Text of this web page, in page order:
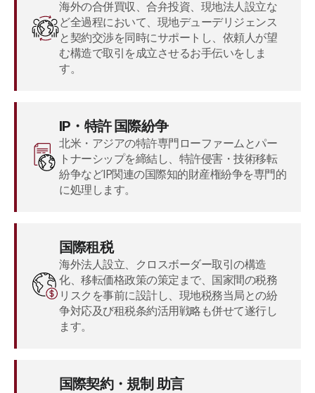
ニュース/資料
メディア報道
ニュースレター/パンフレット
セミナー
Daeryun 法律相談予約
海外の合併買収、合弁投資、現地法人設立な
ど全過程において、現地デューデリジェンス
と契約交渉を同時にサポートし、依頼人が望
む構造で取引を成立させるお手伝いをしま
す。
IP・特許 国際紛争
北米・アジアの特許専門ローファームとパー
トナーシップを締結し、特許侵害・技術移転
紛争などIP関連の国際知的財産権紛争を専門的
に処理します。
国際租税
海外法人設立、クロスボーダー取引の構造
化、移転価格政策の策定まで、国家間の税務
リスクを事前に設計し、現地税務当局との紛
争対応及び租税条約活用戦略も併せて遂行し
ます。
国際契約・規制 助言